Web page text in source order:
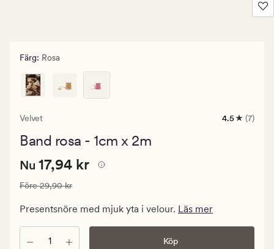
Färg: Rosa
Velvet
7
4.5 (7)
Band rosa - 1cm x 2m
Nuvarande
17,94
kr.
Nuvarande pris
Nu 17,94 kr
Ordinarie pris
Före29,90 kr
Presentsnöre med mjuk yta i velour. Läs mer
Antal Köp